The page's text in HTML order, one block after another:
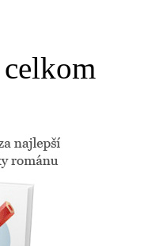
celkom